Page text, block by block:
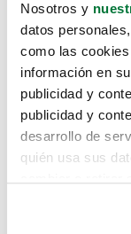
Nosotros y
datos
como las
información en
publicidad y
publicidad y
desarrollo de
quién usa sus
Lo
te
Pero puedes
buscando en